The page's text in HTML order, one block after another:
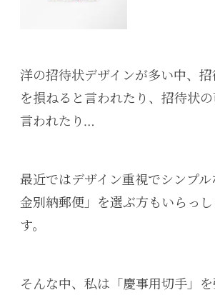
洋の招待状デザインが多い中、
を損ねると言われたり、招待状
言われたり…
最近ではデザイン重視でシンプル
金別納郵便」を選ぶ方もいらっ
す。
そんな中、私は「慶事用切手」